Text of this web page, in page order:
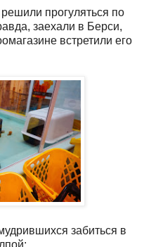
прогуляться по
заехали в Берси,
встретили его
забиться в